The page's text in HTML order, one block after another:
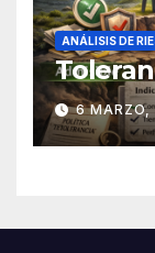
ANÁLISIS DE
6